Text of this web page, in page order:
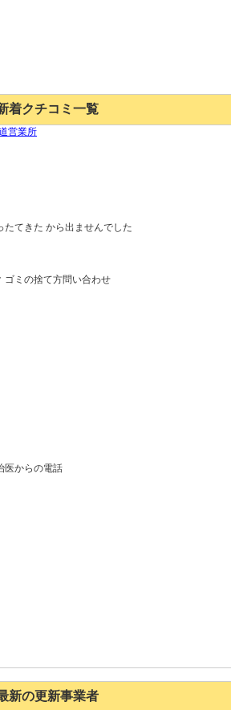
着クチコミ一覧
営業所
てきた から出ませんでした
ゴミの捨て方問い合わせ
医からの電話
新の更新事業者